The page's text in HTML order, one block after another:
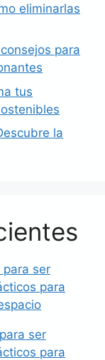
eliminarlas
para
tus
la
para ser
para
ser
para